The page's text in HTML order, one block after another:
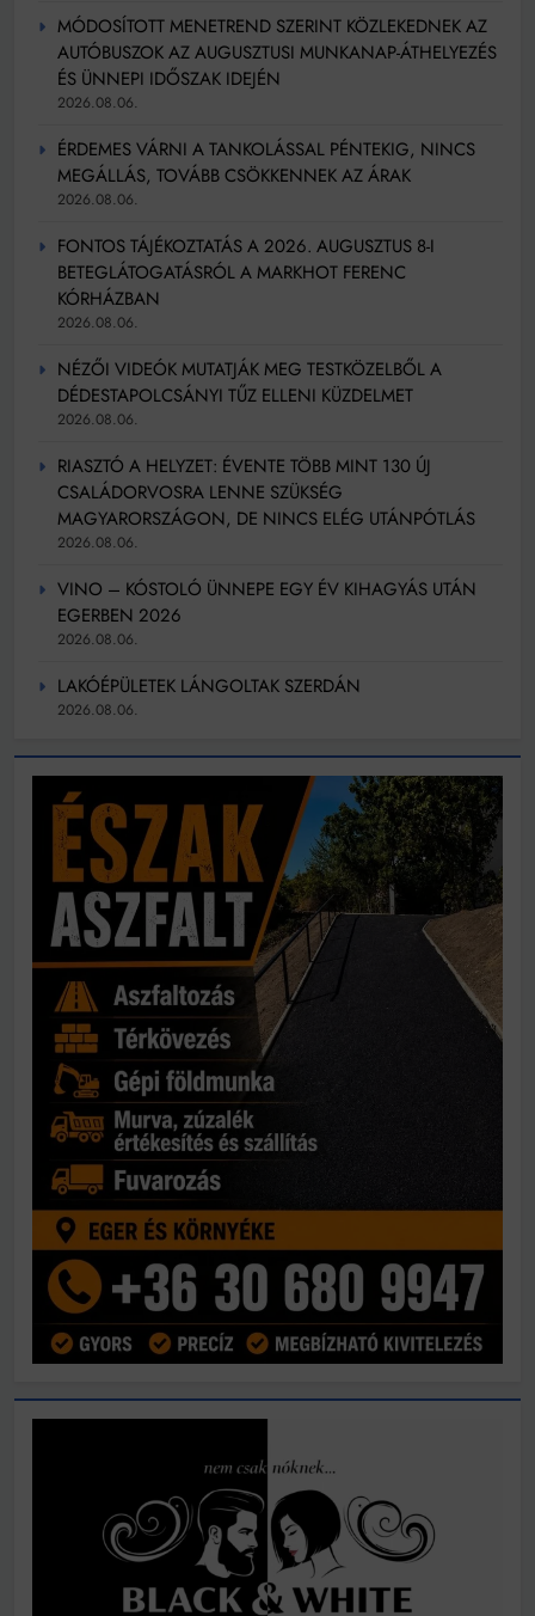
MÓDOSÍTOTT MENETREND SZERINT KÖZLEKEDNEK AZ
AUTÓBUSZOK AZ AUGUSZTUSI MUNKANAP-ÁTHELYEZÉS
ÉS ÜNNEPI IDŐSZAK IDEJÉN
2026.08.06.
ÉRDEMES VÁRNI A TANKOLÁSSAL PÉNTEKIG, NINCS
MEGÁLLÁS, TOVÁBB CSÖKKENNEK AZ ÁRAK
2026.08.06.
FONTOS TÁJÉKOZTATÁS A 2026. AUGUSZTUS 8-I
BETEGLÁTOGATÁSRÓL A MARKHOT FERENC
KÓRHÁZBAN
2026.08.06.
NÉZŐI VIDEÓK MUTATJÁK MEG TESTKÖZELBŐL A
DÉDESTAPOLCSÁNYI TŰZ ELLENI KÜZDELMET
2026.08.06.
RIASZTÓ A HELYZET: ÉVENTE TÖBB MINT 130 ÚJ
CSALÁDORVOSRA LENNE SZÜKSÉG
MAGYARORSZÁGON, DE NINCS ELÉG UTÁNPÓTLÁS
2026.08.06.
VINO – KÓSTOLÓ ÜNNEPE EGY ÉV KIHAGYÁS UTÁN
EGERBEN 2026
2026.08.06.
LAKÓÉPÜLETEK LÁNGOLTAK SZERDÁN
2026.08.06.